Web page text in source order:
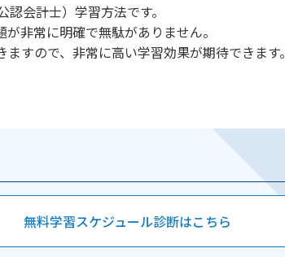
会計士）学習方法です。
非常に明確で無駄がありません。
すので、非常に高い学習効果が期待できます。
無料学習スケジュール診断はこちら